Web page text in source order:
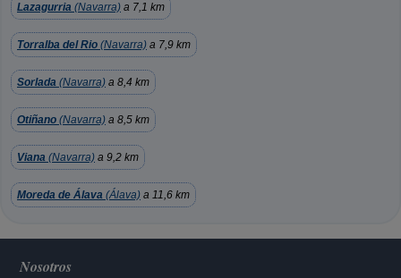
Lazagurria (Navarra) a 7,1 km
Torralba del Rio (Navarra) a 7,9 km
Sorlada (Navarra) a 8,4 km
Otiñano (Navarra) a 8,5 km
Viana (Navarra) a 9,2 km
Moreda de Álava (Álava) a 11,6 km
Nosotros